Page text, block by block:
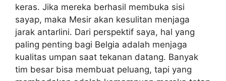
keras. Jika mereka berhasil membuka sisi
sayap, maka Mesir akan kesulitan menjaga
jarak antarlini. Dari perspektif saya, hal yang
paling penting bagi Belgia adalah menjaga
kualitas umpan saat tekanan datang. Banyak
tim besar bisa membuat peluang, tapi yang